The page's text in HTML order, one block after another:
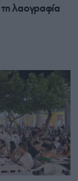
τη λαογραφία